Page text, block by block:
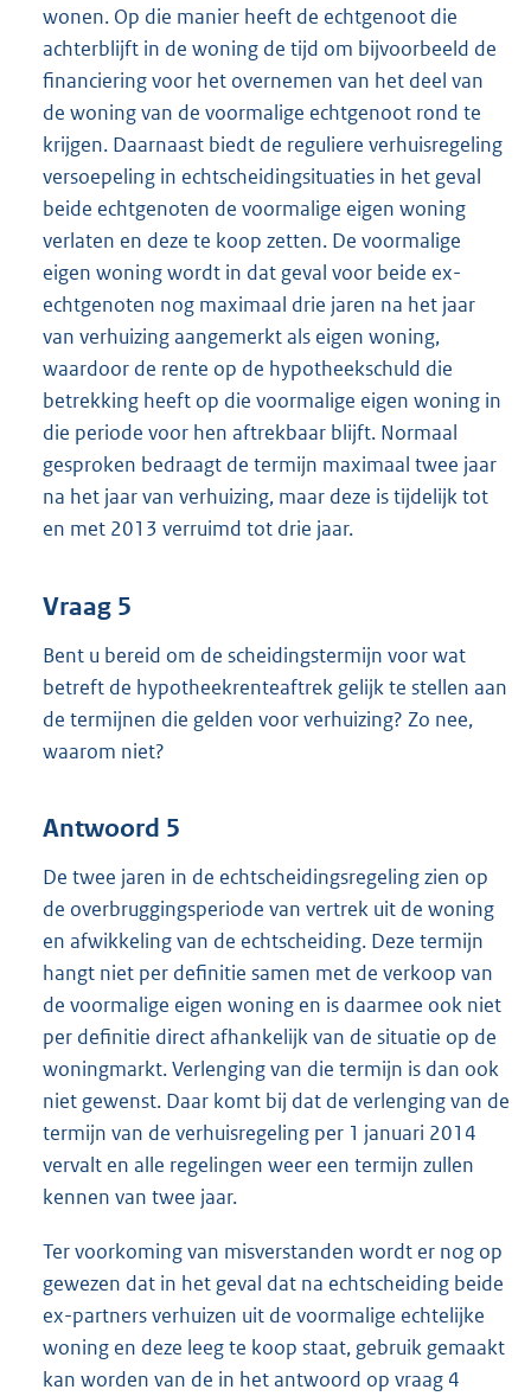
wonen. Op die manier heeft de echtgenoot die
achterblijft in de woning de tijd om bijvoorbeeld de
financiering voor het overnemen van het deel van
de woning van de voormalige echtgenoot rond te
krijgen. Daarnaast biedt de reguliere verhuisregeling
versoepeling in echtscheidingsituaties in het geval
beide echtgenoten de voormalige eigen woning
verlaten en deze te koop zetten. De voormalige
eigen woning wordt in dat geval voor beide ex-
echtgenoten nog maximaal drie jaren na het jaar
van verhuizing aangemerkt als eigen woning,
waardoor de rente op de hypotheekschuld die
betrekking heeft op die voormalige eigen woning in
die periode voor hen aftrekbaar blijft. Normaal
gesproken bedraagt de termijn maximaal twee jaar
na het jaar van verhuizing, maar deze is tijdelijk tot
en met 2013 verruimd tot drie jaar.
Vraag 5
Bent u bereid om de scheidingstermijn voor wat
betreft de hypotheekrenteaftrek gelijk te stellen aan
de termijnen die gelden voor verhuizing? Zo nee,
waarom niet?
Antwoord 5
De twee jaren in de echtscheidingsregeling zien op
de overbruggingsperiode van vertrek uit de woning
en afwikkeling van de echtscheiding. Deze termijn
hangt niet per definitie samen met de verkoop van
de voormalige eigen woning en is daarmee ook niet
per definitie direct afhankelijk van de situatie op de
woningmarkt. Verlenging van die termijn is dan ook
niet gewenst. Daar komt bij dat de verlenging van de
termijn van de verhuisregeling per 1 januari 2014
vervalt en alle regelingen weer een termijn zullen
kennen van twee jaar.
Ter voorkoming van misverstanden wordt er nog op
gewezen dat in het geval dat na echtscheiding beide
ex-partners verhuizen uit de voormalige echtelijke
woning en deze leeg te koop staat, gebruik gemaakt
kan worden van de in het antwoord op vraag 4